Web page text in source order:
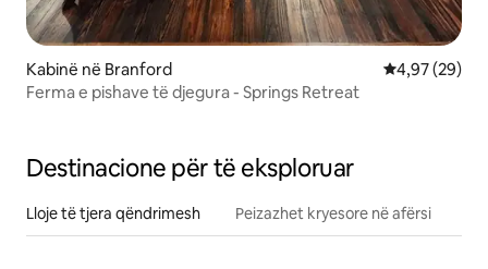
Kabinë në Branford Vlerësimi
4,97 (29)
Ferma e pishave të djegura - Springs Retreat
Destinacione për të eksploruar
Lloje të tjera qëndrimesh Peizazhet kryesore në afërsi